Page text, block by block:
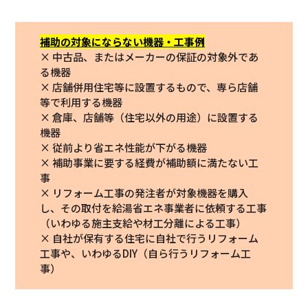
補助の対象にならない機器・工事例
× 中古品、またはメーカーの保証の対象外であ
る機器
× 店舗併用住宅等に設置するもので、専ら店舗
等で利用する機器
× 倉庫、店舗等（住宅以外の用途）に設置する
機器
× 従前より省エネ性能が下がる機器
× 補助事業に要する経費が補助額に満たない工
事
× リフォーム工事の発注者が対象機器を購入
し、その取付を給湯省エネ事業者に依頼する工事
（いわゆる施主支給や材工分離による工事）
× 自社が保有する住宅に自社で行うリフォーム
工事や、いわゆるDIY（自ら行うリフォーム工
事）